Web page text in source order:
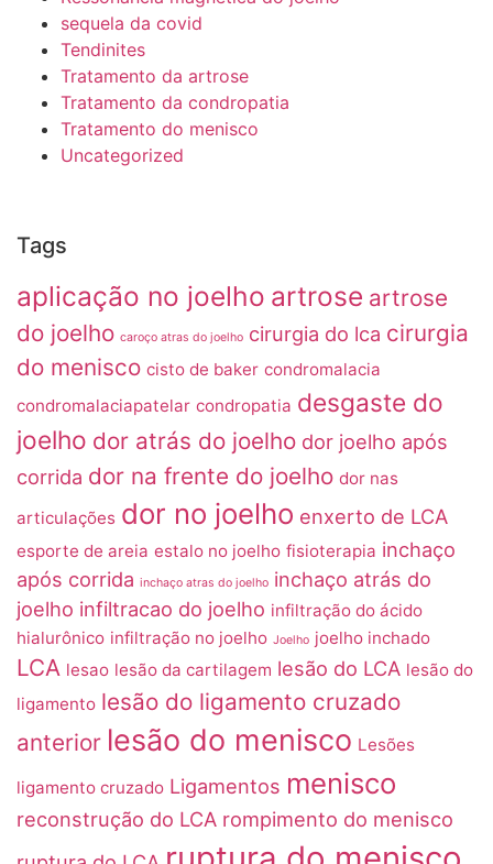
sequela da covid
Tendinites
Tratamento da artrose
Tratamento da condropatia
Tratamento do menisco
Uncategorized
Tags
aplicação no joelho artrose artrose
do joelho caroço atras do joelho cirurgia do lca cirurgia
do menisco cisto de baker condromalacia
condromalaciapatelar condropatia desgaste do
joelho dor atrás do joelho dor joelho após
corrida dor na frente do joelho dor nas
articulações dor no joelho enxerto de LCA
esporte de areia estalo no joelho fisioterapia inchaço
após corrida inchaço atras do joelho inchaço atrás do
joelho infiltracao do joelho infiltração do ácido
hialurônico infiltração no joelho Joelho joelho inchado
LCA lesao lesão da cartilagem lesão do LCA lesão do
ligamento lesão do ligamento cruzado
anterior lesão do menisco Lesões
ligamento cruzado Ligamentos menisco
reconstrução do LCA rompimento do menisco